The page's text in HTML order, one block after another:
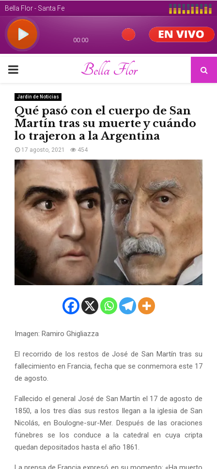
PRIMARY
MENU
Bella Flor
Jardin de Noticias
Qué pasó con el cuerpo de San
Martín tras su muerte y cuándo
lo trajeron a la Argentina
17 agosto, 2021 454
Imagen: Ramiro Ghigliazza
El recorrido de los restos de José de San Martín tras su
fallecimiento en Francia, fecha que se conmemora este 17
de agosto.
Fallecido el general José de San Martín el 17 de agosto de
1850, a los tres días sus restos llegan a la iglesia de San
Nicolás, en Boulogne-sur-Mer. Después de las oraciones
fúnebres se los conduce a la catedral en cuya cripta
quedan depositados hasta el año 1861.